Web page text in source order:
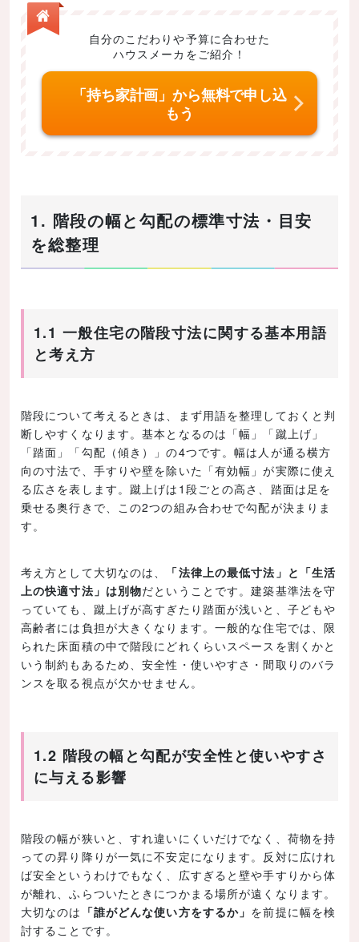
自分のこだわりや予算に合わせた
ハウスメーカをご紹介！
「持ち家計画」から無料で申し込
もう
1. 階段の幅と勾配の標準寸法・目安
を総整理
1.1 一般住宅の階段寸法に関する基本用語
と考え方
階段について考えるときは、まず用語を整理しておくと判
断しやすくなります。基本となるのは「幅」「蹴上げ」
「踏面」「勾配（傾き）」の4つです。幅は人が通る横方
向の寸法で、手すりや壁を除いた「有効幅」が実際に使え
る広さを表します。蹴上げは1段ごとの高さ、踏面は足を
乗せる奥行きで、この2つの組み合わせで勾配が決まりま
す。
考え方として大切なのは、
「法律上の最低寸法」と「生活
上の快適寸法」は別物だということです。建築基準法を守
っていても、蹴上げが高すぎたり踏面が浅いと、子どもや
高齢者には負担が大きくなります。一般的な住宅では、限
られた床面積の中で階段にどれくらいスペースを割くかと
いう制約もあるため、安全性・使いやすさ・間取りのバラ
ンスを取る視点が欠かせません。
1.2 階段の幅と勾配が安全性と使いやすさ
に与える影響
階段の幅が狭いと、すれ違いにくいだけでなく、荷物を持
っての昇り降りが一気に不安定になります。反対に広けれ
ば安全というわけでもなく、広すぎると壁や手すりから体
が離れ、ふらついたときにつかまる場所が遠くなります。
大切なのは 「誰がどんな使い方をするか」 を前提に幅を検
討することです。